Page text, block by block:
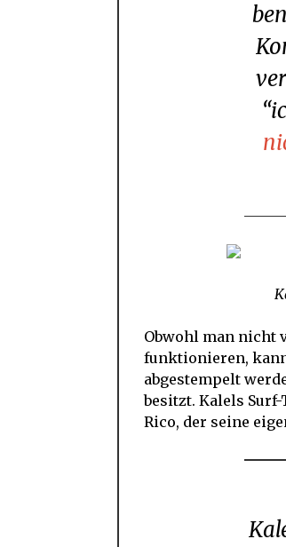
Obwohl man nicht
funktionieren,
abgestempelt
besitzt. Kalels
Rico, der seine
Kalel begann das Produkt vor drei Wochen zu